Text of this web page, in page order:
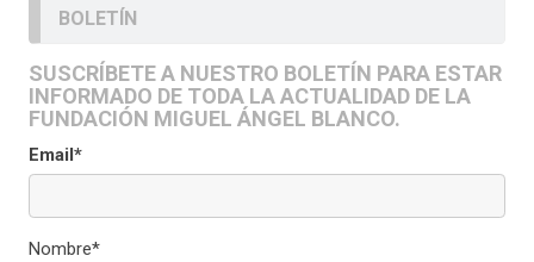
BOLETÍN
SUSCRÍBETE A NUESTRO BOLETÍN PARA ESTAR
INFORMADO DE TODA LA ACTUALIDAD DE LA
FUNDACIÓN MIGUEL ÁNGEL BLANCO.
Email*
Nombre*